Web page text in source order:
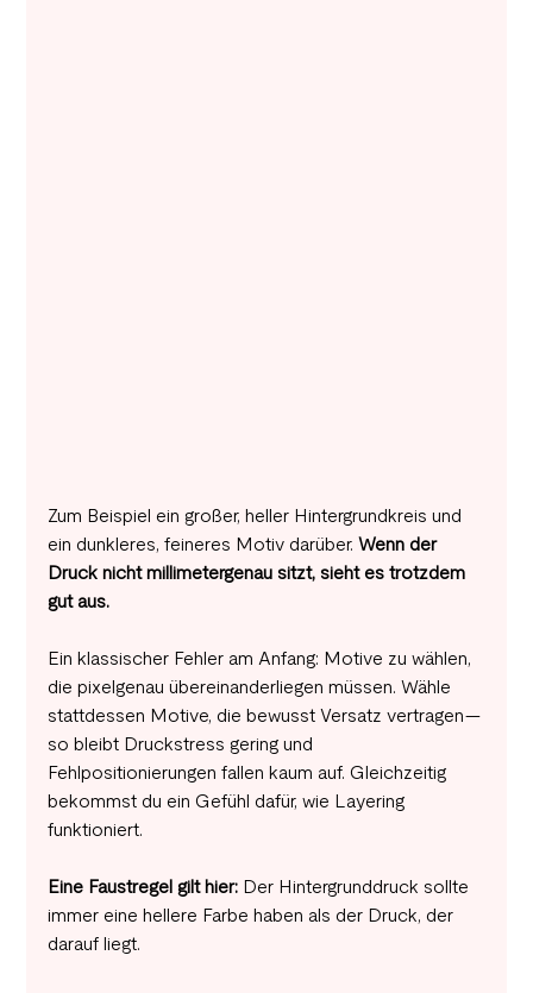
Zum Beispiel ein großer, heller Hintergrundkreis und
ein dunkleres, feineres Motiv darüber. Wenn der
Druck nicht millimetergenau sitzt, sieht es trotzdem
gut aus.
Ein klassischer Fehler am Anfang: Motive zu wählen,
die pixelgenau übereinanderliegen müssen. Wähle
stattdessen Motive, die bewusst Versatz vertragen—
so bleibt Druckstress gering und
Fehlpositionierungen fallen kaum auf. Gleichzeitig
bekommst du ein Gefühl dafür, wie Layering
funktioniert.
Eine Faustregel gilt hier: Der Hintergrunddruck sollte
immer eine hellere Farbe haben als der Druck, der
darauf liegt.